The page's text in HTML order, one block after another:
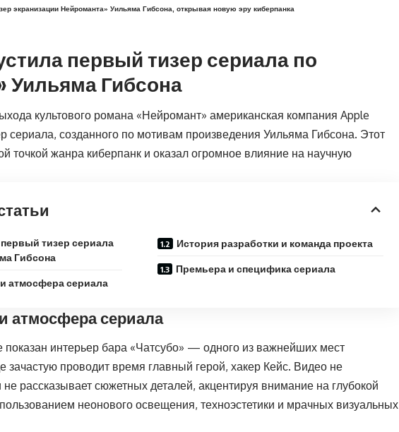
экранизации Нейроманта» Уильяма Гибсона, открывая новую эру киберпанка
первый тизер сериала по
Уильяма Гибсона
культового романа «Нейромант» американская компания Apple
сериала, созданного по мотивам произведения Уильяма Гибсона. Этот
точкой жанра киберпанк и оказал огромное влияние на научную
тизер сериала
Гибсона
атмосфера сериала
История разработки и команда проекта
Премьера и специфика сериала
атмосфера сериала
показан интерьер бара «Чатсубо» — одного из важнейших мест
зачастую проводит время главный герой, хакер Кейс. Видео не
рассказывает сюжетных деталей, акцентируя внимание на глубокой
неонового освещения, техноэстетики и мрачных визуальных